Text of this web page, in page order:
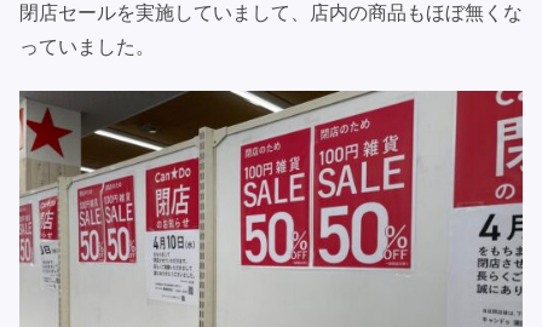
閉店セールを実施していまして、店内の商品もほぼ無くな
っていました。